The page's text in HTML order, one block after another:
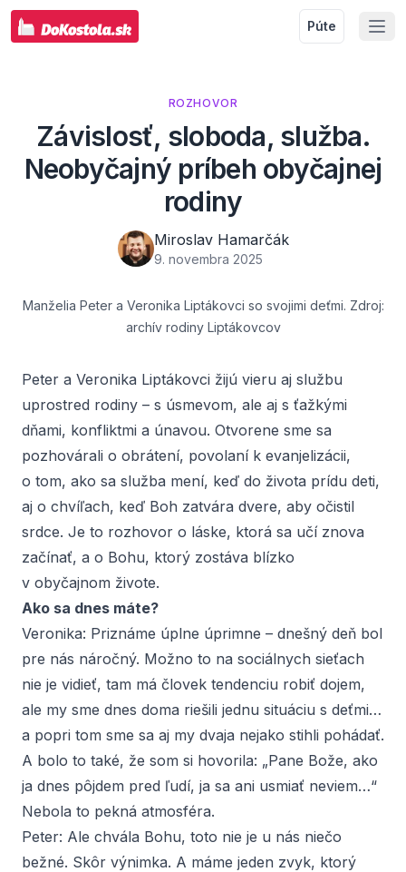
Púte
ROZHOVOR
Závislosť, sloboda, služba.
Neobyčajný príbeh obyčajnej
rodiny
Miroslav Hamarčák
9. novembra 2025
Manželia Peter a Veronika Liptákovci so svojimi deťmi. Zdroj:
archív rodiny Liptákovcov
Peter a Veronika Liptákovci žijú vieru aj službu
uprostred rodiny – s úsmevom, ale aj s ťažkými
dňami, konfliktmi a únavou. Otvorene sme sa
pozhovárali o obrátení, povolaní k evanjelizácii,
o tom, ako sa služba mení, keď do života prídu deti,
aj o chvíľach, keď Boh zatvára dvere, aby očistil
srdce. Je to rozhovor o láske, ktorá sa učí znova
začínať, a o Bohu, ktorý zostáva blízko
v obyčajnom živote.
Ako sa dnes máte?
Veronika: Priznáme úplne úprimne – dnešný deň bol
pre nás náročný. Možno to na sociálnych sieťach
nie je vidieť, tam má človek tendenciu robiť dojem,
ale my sme dnes doma riešili jednu situáciu s deťmi…
a popri tom sme sa aj my dvaja nejako stihli pohádať.
A bolo to také, že som si hovorila: „Pane Bože, ako
ja dnes pôjdem pred ľudí, ja sa ani usmiať neviem…“
Nebola to pekná atmosféra.
Peter: Ale chvála Bohu, toto nie je u nás niečo
bežné. Skôr výnimka. A máme jeden zvyk, ktorý